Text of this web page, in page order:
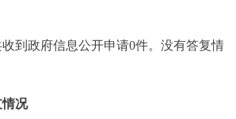
政府信息公开申请0件。没有答复情
况